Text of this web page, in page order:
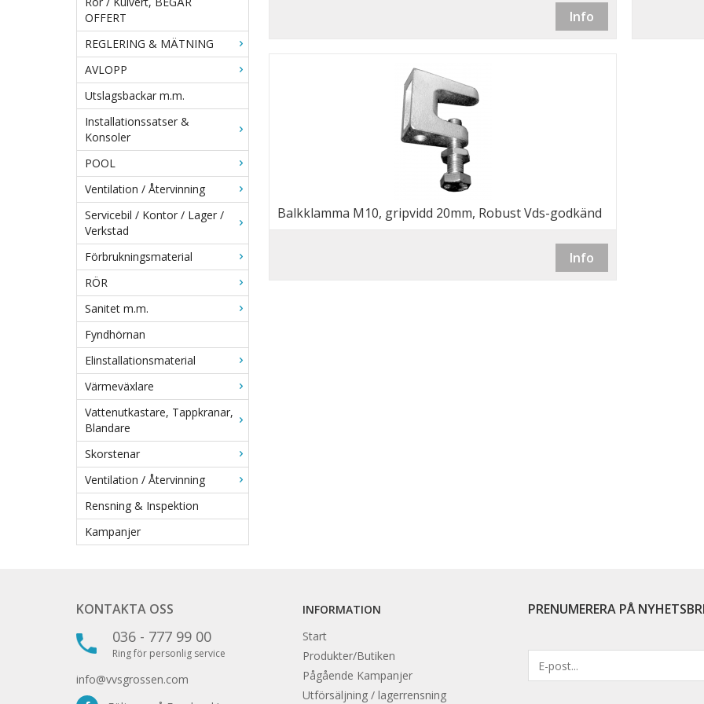
OFFERT
REGLERING & MÄTNING
AVLOPP
Utslagsbackar m.m.
Installationssatser &
Konsoler
POOL
Ventilation / Återvinning
Servicebil / Kontor / Lager /
Verkstad
Förbrukningsmaterial
RÖR
Sanitet m.m.
Fyndhörnan
Elinstallationsmaterial
Värmeväxlare
Vattenutkastare, Tappkranar,
Blandare
Skorstenar
Ventilation / Återvinning
Rensning & Inspektion
Kampanjer
Info
Balkklamma M10, gripvidd 20mm, Robust Vds-godkänd
Info
KONTAKTA OSS
036 - 777 99 00
Ring för personlig service
info@vvsgrossen.com
INFORMATION
Start
Produkter/Butiken
Pågående Kampanjer
Utförsäljning / lagerrensning
PRENUMERERA PÅ